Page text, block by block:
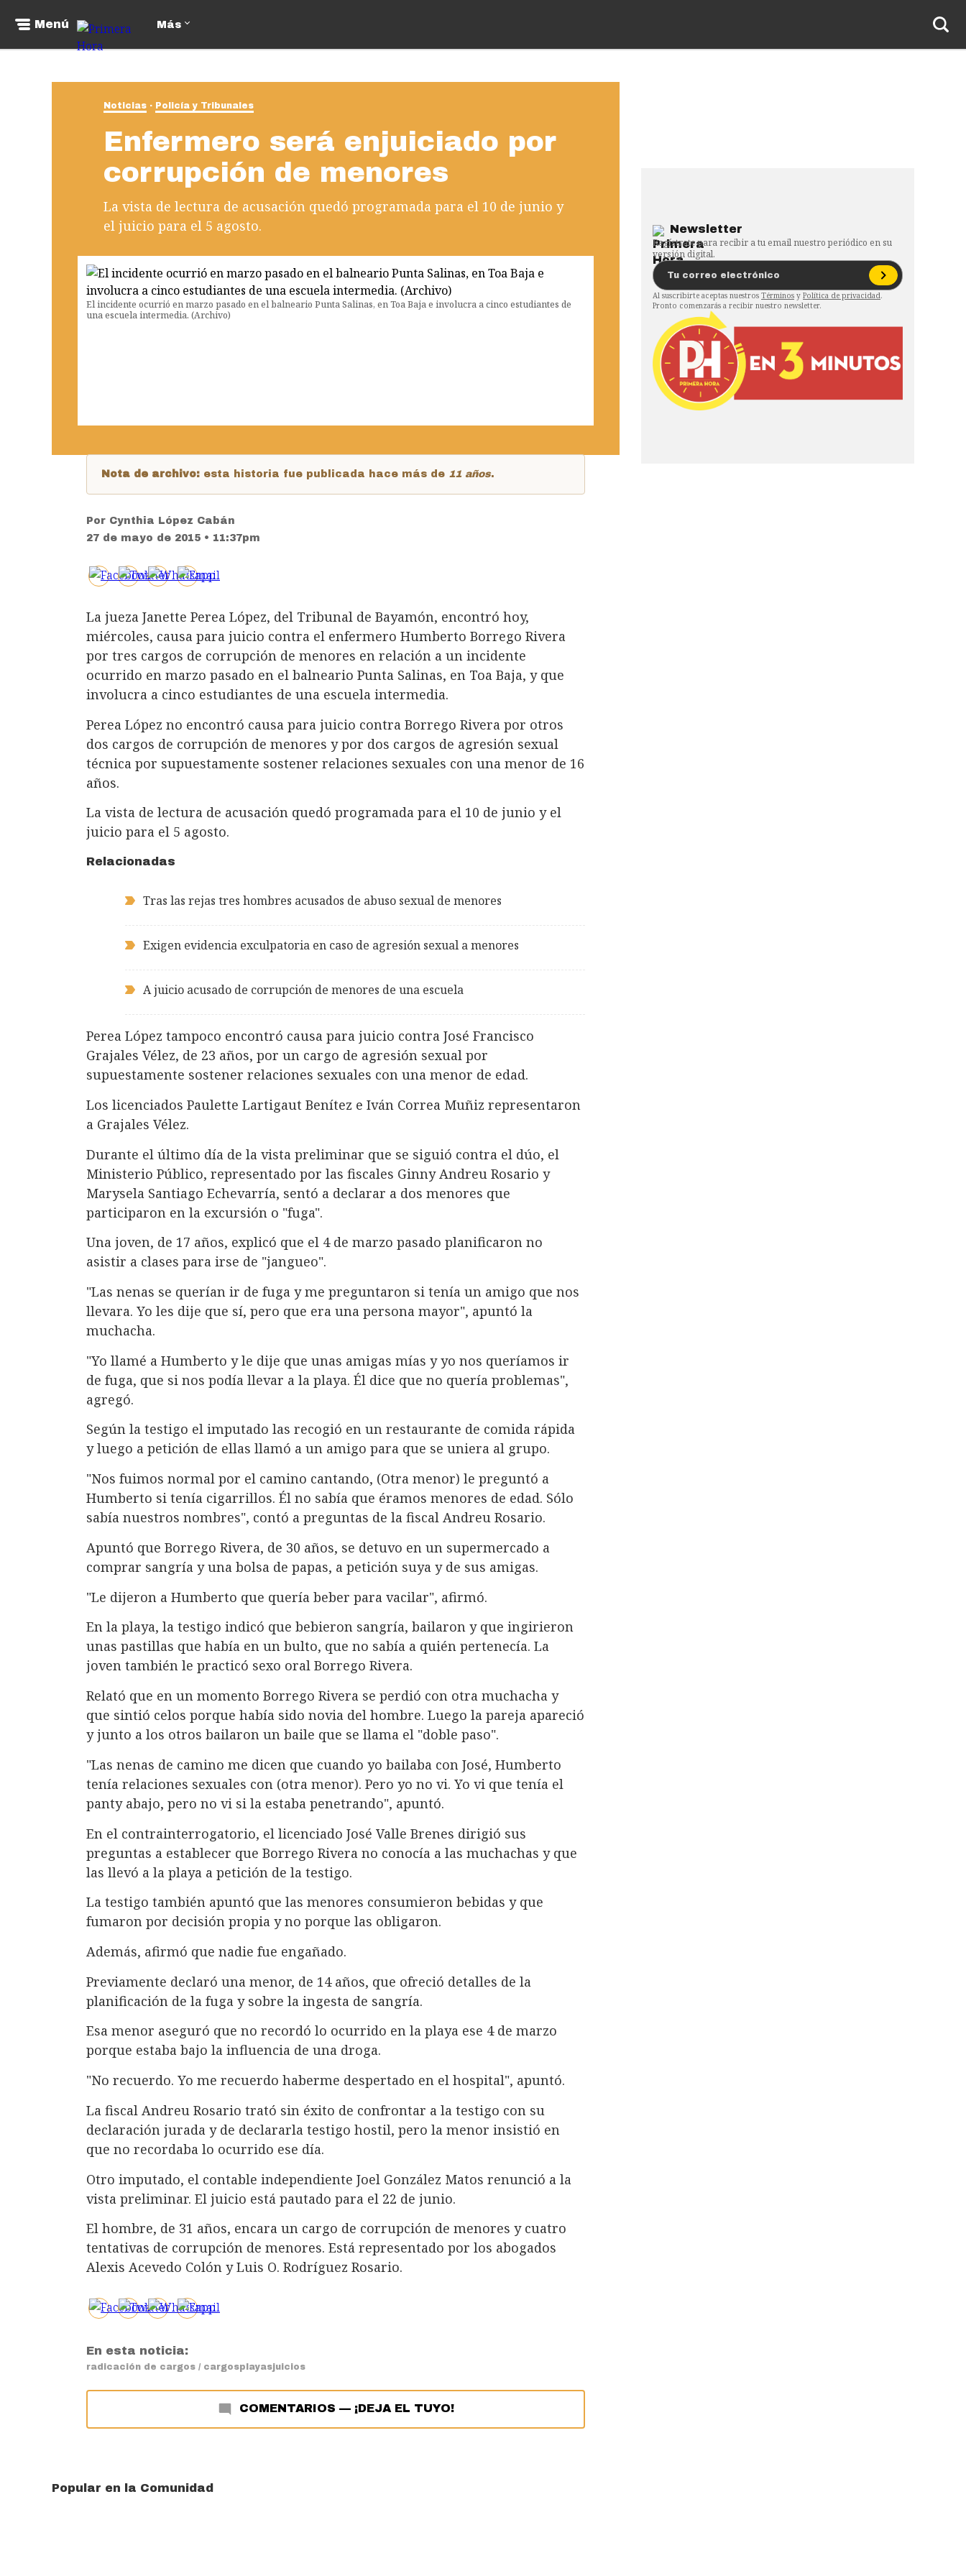
Menú Más
Noticias Policía y Tribunales
Enfermero será enjuiciado por
corrupción de menores
La vista de lectura de acusación quedó programada para el 10 de junio y
el juicio para el 5 agosto.
El incidente ocurrió en marzo pasado en el balneario Punta Salinas, en Toa Baja e involucra a cinco estudiantes de
una escuela intermedia. (Archivo)
Nota de archivo: esta historia fue publicada hace más de 11 años.
Por Cynthia López Cabán
27 de mayo de 2015 • 11:37pm
La jueza Janette Perea López, del Tribunal de Bayamón, encontró hoy,
miércoles, causa para juicio contra el enfermero Humberto Borrego Rivera
por tres cargos de corrupción de menores en relación a un incidente
ocurrido en marzo pasado en el balneario Punta Salinas, en Toa Baja, y que
involucra a cinco estudiantes de una escuela intermedia.
Perea López no encontró causa para juicio contra Borrego Rivera por otros
dos cargos de corrupción de menores y por dos cargos de agresión sexual
técnica por supuestamente sostener relaciones sexuales con una menor de 16
años.
La vista de lectura de acusación quedó programada para el 10 de junio y el
juicio para el 5 agosto.
Relacionadas
Tras las rejas tres hombres acusados de abuso sexual de menores
Exigen evidencia exculpatoria en caso de agresión sexual a menores
A juicio acusado de corrupción de menores de una escuela
Perea López tampoco encontró causa para juicio contra José Francisco
Grajales Vélez, de 23 años, por un cargo de agresión sexual por
supuestamente sostener relaciones sexuales con una menor de edad.
Los licenciados Paulette Lartigaut Benítez e Iván Correa Muñiz representaron
a Grajales Vélez.
Durante el último día de la vista preliminar que se siguió contra el dúo, el
Ministerio Público, representado por las fiscales Ginny Andreu Rosario y
Marysela Santiago Echevarría, sentó a declarar a dos menores que
participaron en la excursión o "fuga".
Una joven, de 17 años, explicó que el 4 de marzo pasado planificaron no
asistir a clases para irse de "jangueo".
"Las nenas se querían ir de fuga y me preguntaron si tenía un amigo que nos
llevara. Yo les dije que sí, pero que era una persona mayor", apuntó la
muchacha.
"Yo llamé a Humberto y le dije que unas amigas mías y yo nos queríamos ir
de fuga, que si nos podía llevar a la playa. Él dice que no quería problemas",
agregó.
Según la testigo el imputado las recogió en un restaurante de comida rápida
y luego a petición de ellas llamó a un amigo para que se uniera al grupo.
"Nos fuimos normal por el camino cantando, (Otra menor) le preguntó a
Humberto si tenía cigarrillos. Él no sabía que éramos menores de edad. Sólo
sabía nuestros nombres", contó a preguntas de la fiscal Andreu Rosario.
Apuntó que Borrego Rivera, de 30 años, se detuvo en un supermercado a
comprar sangría y una bolsa de papas, a petición suya y de sus amigas.
"Le dijeron a Humberto que quería beber para vacilar", afirmó.
En la playa, la testigo indicó que bebieron sangría, bailaron y que ingirieron
unas pastillas que había en un bulto, que no sabía a quién pertenecía. La
joven también le practicó sexo oral Borrego Rivera.
Relató que en un momento Borrego Rivera se perdió con otra muchacha y
que sintió celos porque había sido novia del hombre. Luego la pareja apareció
y junto a los otros bailaron un baile que se llama el "doble paso".
"Las nenas de camino me dicen que cuando yo bailaba con José, Humberto
tenía relaciones sexuales con (otra menor). Pero yo no vi. Yo vi que tenía el
panty abajo, pero no vi si la estaba penetrando", apuntó.
En el contrainterrogatorio, el licenciado José Valle Brenes dirigió sus
preguntas a establecer que Borrego Rivera no conocía a las muchachas y que
las llevó a la playa a petición de la testigo.
La testigo también apuntó que las menores consumieron bebidas y que
fumaron por decisión propia y no porque las obligaron.
Además, afirmó que nadie fue engañado.
Previamente declaró una menor, de 14 años, que ofreció detalles de la
planificación de la fuga y sobre la ingesta de sangría.
Esa menor aseguró que no recordó lo ocurrido en la playa ese 4 de marzo
porque estaba bajo la influencia de una droga.
"No recuerdo. Yo me recuerdo haberme despertado en el hospital", apuntó.
La fiscal Andreu Rosario trató sin éxito de confrontar a la testigo con su
declaración jurada y de declararla testigo hostil, pero la menor insistió en
que no recordaba lo ocurrido ese día.
Otro imputado, el contable independiente Joel González Matos renunció a la
vista preliminar. El juicio está pautado para el 22 de junio.
El hombre, de 31 años, encara un cargo de corrupción de menores y cuatro
tentativas de corrupción de menores. Está representado por los abogados
Alexis Acevedo Colón y Luis O. Rodríguez Rosario.
En esta noticia:
radicación de cargos / cargosplayasjuicios
COMENTARIOS — ¡DEJA EL TUYO!
Popular en la Comunidad
Newsletter
Regístrate para recibir a tu email nuestro periódico en su
versión digital.
Al suscribirte aceptas nuestros Términos y Política de privacidad.
Pronto comenzarás a recibir nuestro newsletter.